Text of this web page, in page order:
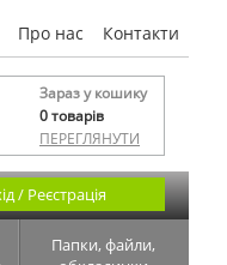
Про нас Контакти
Зараз у кошику
0товарів
ПЕРЕГЛЯНУТИ
/ Реєстрація
Папки, файли,